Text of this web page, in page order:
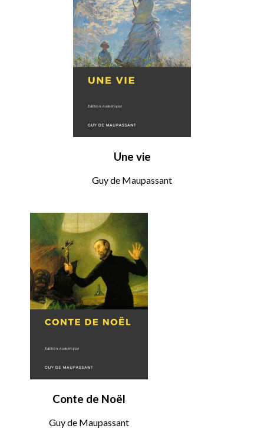
Une vie
Guy de Maupassant
Conte de Noël
Guy de Maupassant